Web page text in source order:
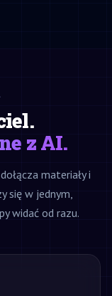
z AI.
materiały i
się w jednym,
widać od razu.